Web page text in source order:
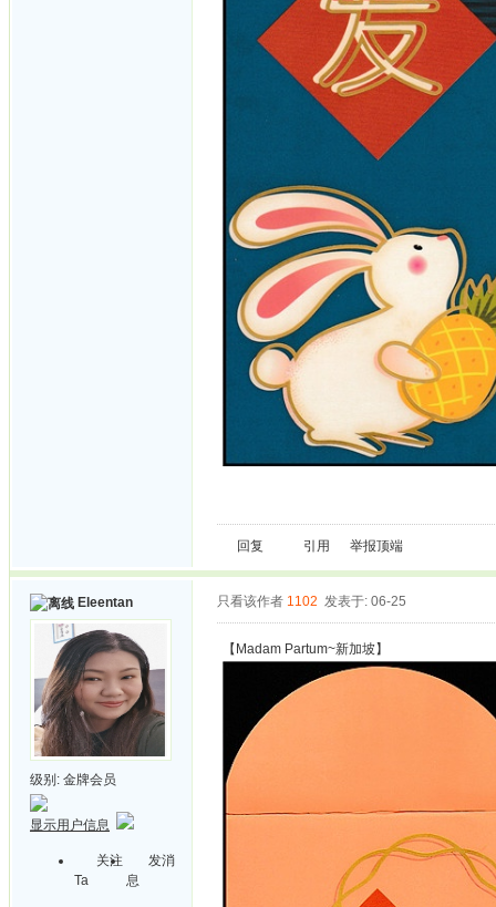
回复 引用 举报顶端
Eleentan
级别: 金牌会员
显示用户信息
关注
Ta
发消
息
只看该作者 1102 发表于: 06-25
【Madam Partum~新加坡】